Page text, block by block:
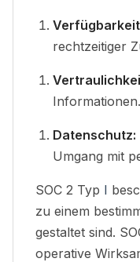
rechtzeitiger
Informationen.
Datenschutz:
Umgang mit
SOC 2 Typ I
zu einem
gestaltet sind.
operative